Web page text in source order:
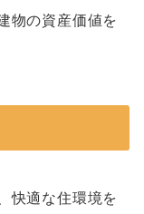
物の資産価値を
快適な住環境を